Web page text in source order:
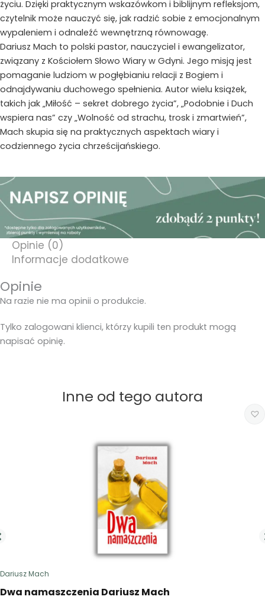
życiu. Dzięki praktycznym wskazówkom i biblijnym refleksjom,
czytelnik może nauczyć się, jak radzić sobie z emocjonalnym
wypaleniem i odnaleźć wewnętrzną równowagę.
Dariusz Mach to polski pastor, nauczyciel i ewangelizator,
związany z Kościołem Słowo Wiary w Gdyni. Jego misją jest
pomaganie ludziom w pogłębianiu relacji z Bogiem i
odnajdywaniu duchowego spełnienia. Autor wielu książek,
takich jak „Miłość – sekret dobrego życia”, „Podobnie i Duch
wspiera nas” czy „Wolność od strachu, trosk i zmartwień”,
Mach skupia się na praktycznych aspektach wiary i
codziennego życia chrześcijańskiego.
Opinie (0)
Informacje dodatkowe
Opinie
Na razie nie ma opinii o produkcie.
Tylko zalogowani klienci, którzy kupili ten produkt mogą
napisać opinię.
Inne od tego autora
Dariusz Mach
Dwa namaszczenia Dariusz Mach